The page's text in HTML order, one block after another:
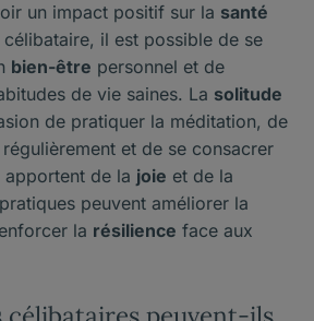
un impact positif sur la santé
célibataire, il est possible de se
bien-être personnel et de
de vie saines. La solitude
de pratiquer la méditation, de
et de se consacrer
de la joie et de la
peuvent améliorer la
la résilience face aux